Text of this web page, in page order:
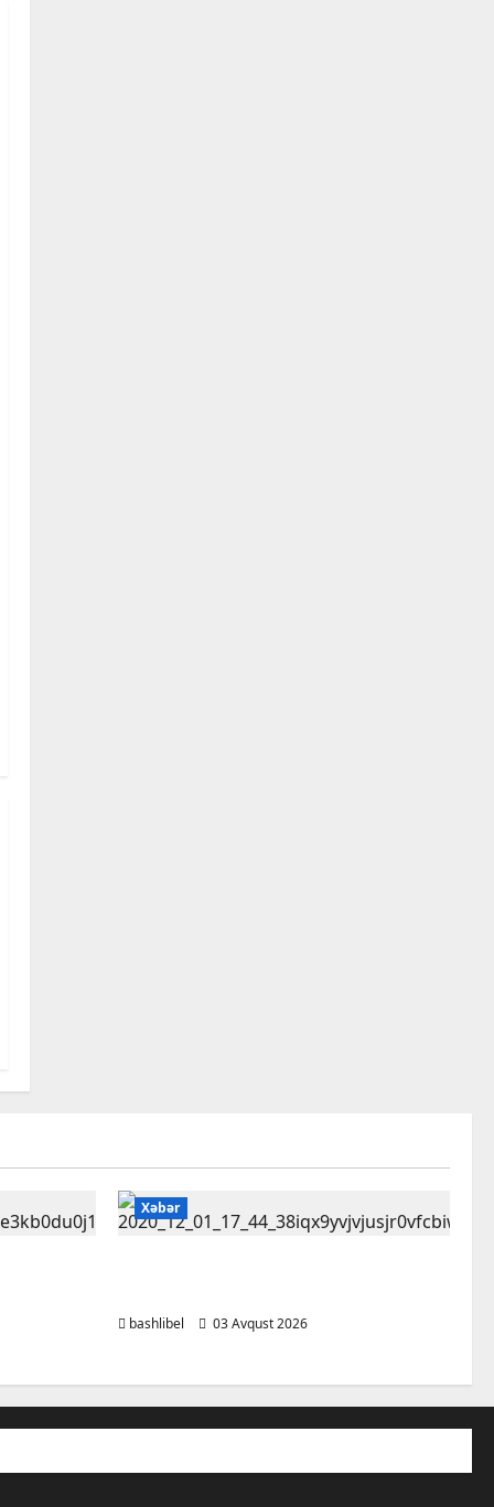
Xəbər
bashlibel 03 Avqust 2026